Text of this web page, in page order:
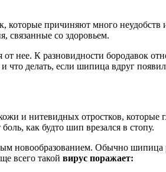
которые причиняют много
связанные со здоровьем.
нее. К разновидности бородавок
делать, если шипица вдруг
и нитевидных отростков,
как будто шип врезался в стопу.
новообразованием. Обычно шипица
всего такой вирус поражает: